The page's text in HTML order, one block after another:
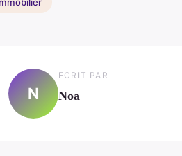
N
ECRIT PAR
Noa